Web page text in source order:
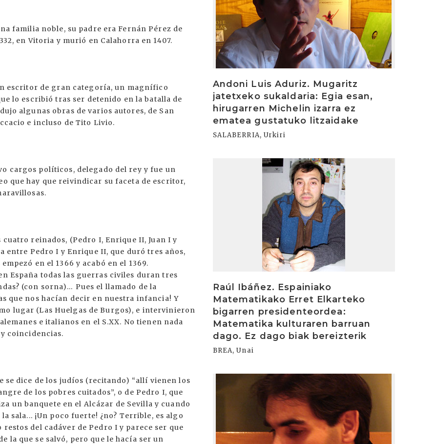
familia noble, su padre era Fernán Pérez de
en Vitoria y murió en Calahorra en 1407.
escritor de gran categoría, un magnífico
lo escribió tras ser detenido en la batalla de
algunas obras de varios autores, de San
e incluso de Tito Livio.
cargos políticos, delegado del rey y fue un
que hay que reivindicar su faceta de escritor,
reinados, (Pedro I, Enrique II, Juan I y
Pedro I y Enrique II, que duró tres años,
en el 1366 y acabó en el 1369.
España todas las guerras civiles duran tres
(con sorna)… Pues el llamado de la
que nos hacían decir en nuestra infancia! Y
lugar (Las Huelgas de Burgos), e intervinieron
e italianos en el S.XX. No tienen nada
coincidencias.
se dice de los judíos (recitando) “allí vienen los
de los pobres cuitados”, o de Pedro I, que
un banquete en el Alcázar de Sevilla y cuando
sala... ¡Un poco fuerte! ¿no? Terrible, es algo
del cadáver de Pedro I y parece ser que
la que se salvó, pero que le hacía ser un
Andoni Luis Aduriz. Mugaritz
jatetxeko sukaldaria: Egia esan,
hirugarren Michelin izarra ez
ematea gustatuko litzaidake
SALABERRIA, Urkiri
Raúl Ibáñez. Espainiako
Matematikako Erret Elkarteko
bigarren presidenteordea:
Matematika kulturaren barruan
dago. Ez dago biak bereizterik
BREA, Unai